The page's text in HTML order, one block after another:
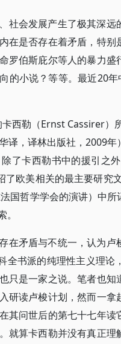
社会发展产生了极其深
在是否存在着矛盾，特
罗伯斯庇尔等人的暴力
的小说？等等。最近20
卡西勒（Ernst Cassirer
译，译林出版社，2009
了卡西勒书中的援引之
了欧美相关的最主要研
国哲学学会的演讲）中
在矛盾与不统一，认为
全书派的纯理性主义理论
只是一家之说。笔者也
研读卢梭计划，然而一
其问世后的第七十七年
就算卡西勒并没有真正